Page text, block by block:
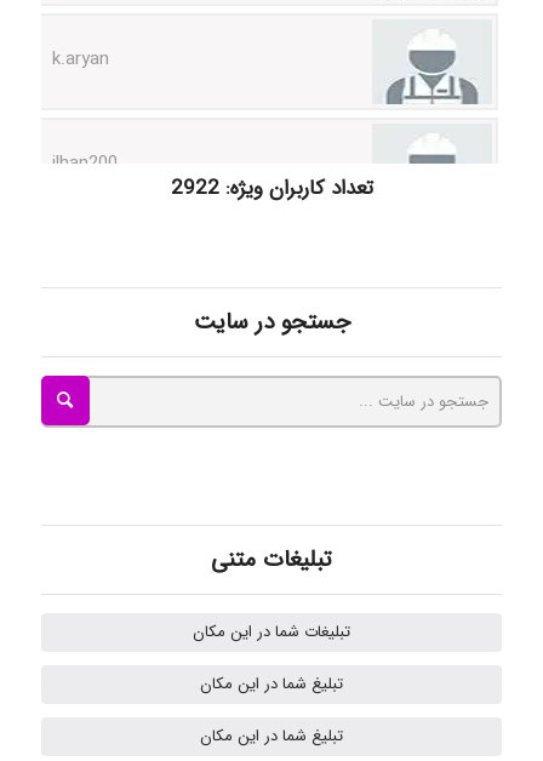
Tavan
akhtar shahsavandi
تعداد کاربران ویژه: 2922
جستجو در سایت
تبلیغات متنی
تبلیغات شما در این مکان
تبلیغ شما در این مکان
تبلیغ شما در این مکان